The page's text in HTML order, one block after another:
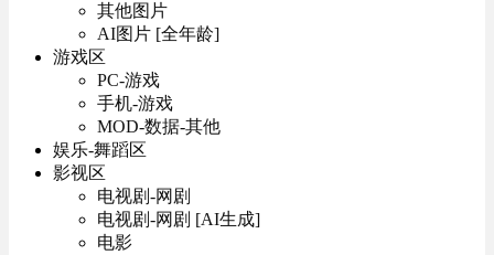
其他图片
AI图片 [全年龄]
游戏区
PC-游戏
手机-游戏
MOD-数据-其他
娱乐-舞蹈区
影视区
电视剧-网剧
电视剧-网剧 [AI生成]
电影